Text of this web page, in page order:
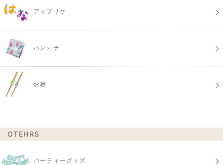
アップリケ
ハンカチ
お箸
OTEHRS
パーティーグッズ